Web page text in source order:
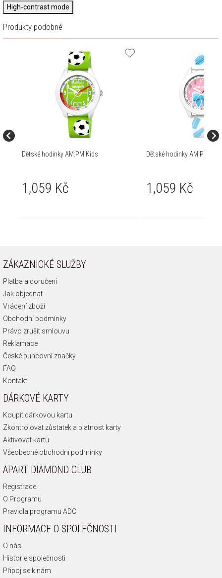
High-contrast mode
Produkty podobné
Dětské hodinky AM:PM Kids
1,059 Kč
Dětské hodinky AM:PM Kids
1,059 Kč
ZÁKAZNICKÉ SLUŽBY
Platba a doručení
Jak objednat
Vrácení zboží
Obchodní podmínky
Právo zrušit smlouvu
Reklamace
České puncovní značky
FAQ
Kontakt
DÁRKOVÉ KARTY
Koupit dárkovou kartu
Zkontrolovat zůstatek a platnost karty
Aktivovat kartu
Všeobecné obchodní podmínky
APART DIAMOND CLUB
Registrace
O Programu
Pravidla programu ADC
INFORMACE O SPOLEČNOSTI
O nás
Historie společnosti
Připoj se k nám